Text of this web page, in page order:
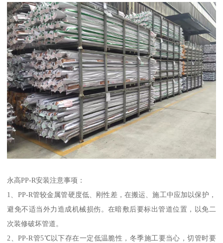
永高PP-R安装注意事项：
1、PP-R管较金属管硬度低、刚性差，在搬运、施工中应加以保护，
避免不适当外力造成机械损伤。在暗敷后要标出管道位置，以免二
次装修破坏管道。
2、PP-R管5℃以下存在一定低温脆性，冬季施工要当心，切管时要